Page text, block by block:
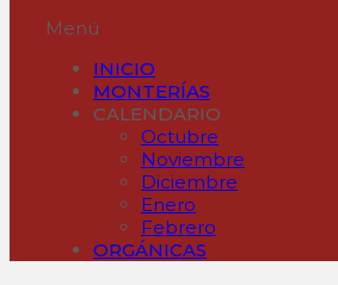
Menú
INICIO
MONTERÍAS
CALENDARIO
Octubre
Noviembre
Diciembre
Enero
Febrero
ORGÁNICAS